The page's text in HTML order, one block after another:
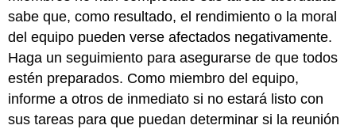
sabe que, como resultado, el rendimiento o la moral
del equipo pueden verse afectados negativamente.
Haga un seguimiento para asegurarse de que todos
estén preparados. Como miembro del equipo,
informe a otros de inmediato si no estará listo con
sus tareas para que puedan determinar si la reunión